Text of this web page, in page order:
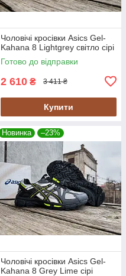
Чоловічі кросівки Asics Gel-
Kahana 8 Lightgrey світло сірі
Готово до відправки
2 610 ₴ 3 411 ₴
Купити
Новинка –23%
Чоловічі кросівки Asics Gel-
Kahana 8 Grey Lime сірі